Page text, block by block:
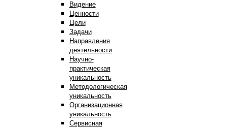
Видение
Ценности
Цели
Задачи
Направления
деятельности
Научно-
практическая
уникальность
Методологическая
уникальность
Организационная
уникальность
Сервисная